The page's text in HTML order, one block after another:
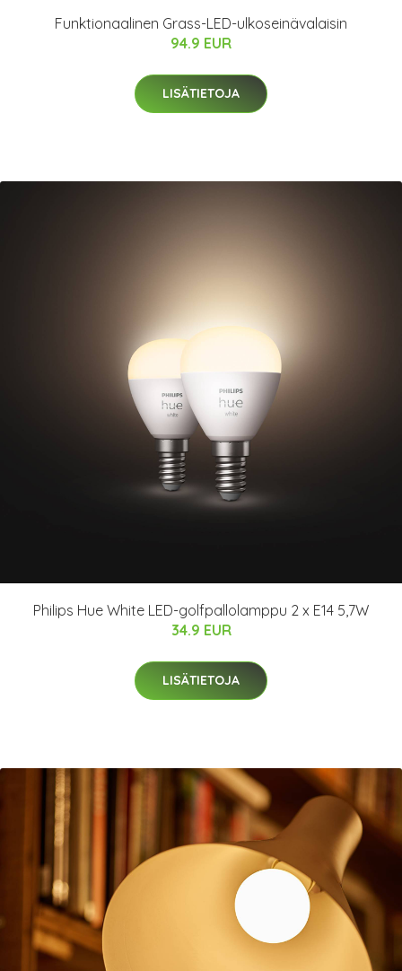
Funktionaalinen Grass-LED-ulkoseinävalaisin
94.9 EUR
LISÄTIETOJA
Philips Hue White LED-golfpallolamppu 2 x E14 5,7W
34.9 EUR
LISÄTIETOJA